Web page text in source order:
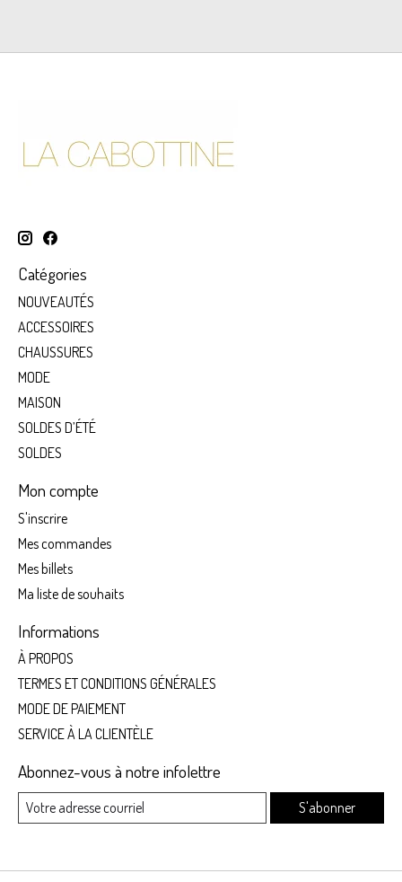
Catégories
NOUVEAUTÉS
ACCESSOIRES
CHAUSSURES
MODE
MAISON
SOLDES D’ÉTÉ
SOLDES
Mon compte
S'inscrire
Mes commandes
Mes billets
Ma liste de souhaits
Informations
À PROPOS
TERMES ET CONDITIONS GÉNÉRALES
MODE DE PAIEMENT
SERVICE À LA CLIENTÈLE
Abonnez-vous à notre infolettre
S'abonner